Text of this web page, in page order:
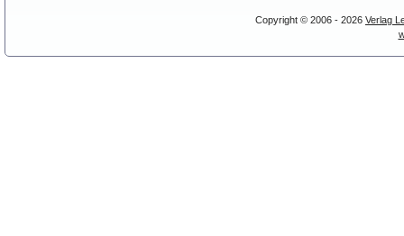
Copyright © 2006 - 2026 Verlag